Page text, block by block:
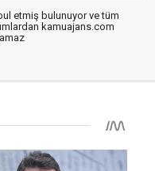
etmiş bulunuyor ve tüm
kamuajans.com